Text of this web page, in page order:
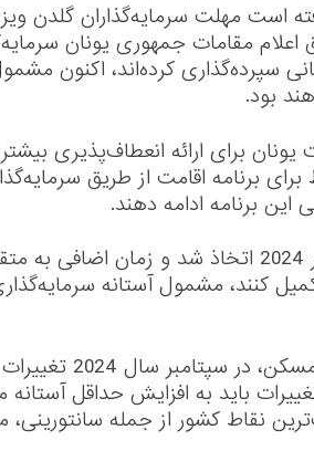
است مهلت سرمایه‌گذاران گلدن
یک ملک یونانی سپرده‌گذاری کرده‌اند،
برای ارائه انعطاف‌پذیری بیشتر
برنامه اقامت از طریق
برنامه ادامه دهند.
تصمیم جدید پس از مهلت قبلی تا 31 دسامبر 2024 اتخاذ
مقامات یونان در تلاش
باید به افزایش حداقل آستانه
نقاط کشور از جمله
جدید سرمایه گذاری ۱۵۰
3 ماه Ago